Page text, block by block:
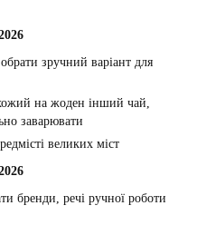
зручний варіант для
на жоден інший чай,
заварювати
великих міст
бренди, речі ручної роботи